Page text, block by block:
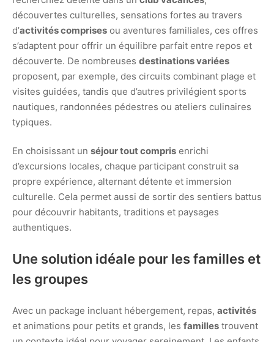
découvertes culturelles, sensations fortes au travers
d’activités comprises ou aventures familiales, ces offres
s’adaptent pour offrir un équilibre parfait entre repos et
découverte. De nombreuses destinations variées
proposent, par exemple, des circuits combinant plage et
visites guidées, tandis que d’autres privilégient sports
nautiques, randonnées pédestres ou ateliers culinaires
typiques.
En choisissant un séjour tout compris enrichi
d’excursions locales, chaque participant construit sa
propre expérience, alternant détente et immersion
culturelle. Cela permet aussi de sortir des sentiers battus
pour découvrir habitants, traditions et paysages
authentiques.
Une solution idéale pour les familles et
les groupes
Avec un package incluant hébergement, repas, activités
et animations pour petits et grands, les familles trouvent